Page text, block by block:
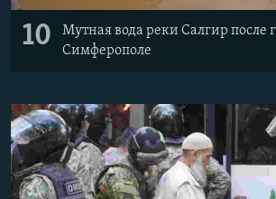
10
Мутная вода реки Салгир после
Симферополе